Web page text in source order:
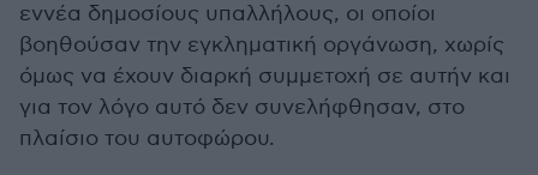
εννέα δημοσίους υπαλλήλους, οι οποίοι
βοηθούσαν την εγκληματική οργάνωση, χωρίς
όμως να έχουν διαρκή συμμετοχή σε αυτήν και
για τον λόγο αυτό δεν συνελήφθησαν, στο
πλαίσιο του αυτοφώρου.